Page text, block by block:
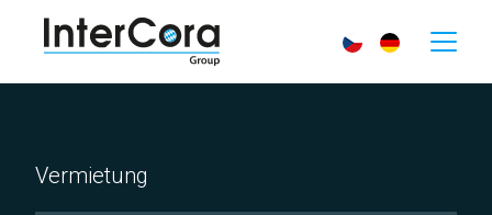
Vermietung